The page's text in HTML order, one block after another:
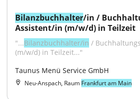
Bilanzbuchhalter/in /
Assistent/in (m/w/d) in Teilzeit
"...Bilanzbuchhalter/in /
(m/w/d) in Teilzeit..."
Taunus Menü Service GmbH
Neu-Anspach, Raum Frankfurt am Main